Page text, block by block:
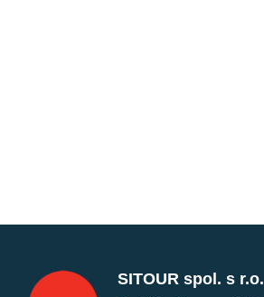
SITOUR spol. s r.o.